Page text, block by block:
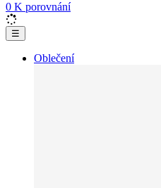
0 K porovnání
☰
Oblečení